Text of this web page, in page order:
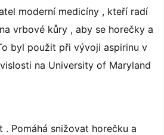
moderní medicíny , kteří radí
vrbové kůry , aby se horečky a
byl použit při vývoji aspirinu v
na University of Maryland
Pomáhá snižovat horečku a